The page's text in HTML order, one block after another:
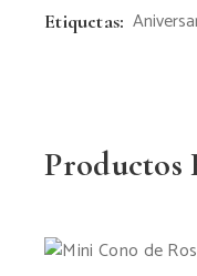
Etiquetas:
Productos